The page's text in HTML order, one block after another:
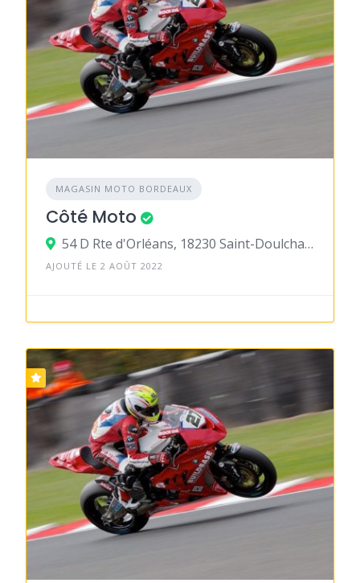
MAGASIN MOTO BORDEAUX
Côté Moto
54 D Rte d'Orléans, 18230 Saint-Doulchard
AJOUTÉ LE 2 AOÛT 2022